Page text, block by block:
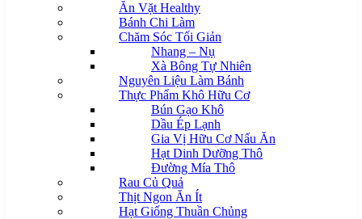
Ăn Vặt Healthy
Bánh Chi Làm
Chăm Sóc Tối Giản
Nhang – Nụ
Xà Bông Tự Nhiên
Nguyên Liệu Làm Bánh
Thực Phẩm Khô Hữu Cơ
Bún Gạo Khô
Dầu Ép Lạnh
Gia Vị Hữu Cơ Nấu Ăn
Hạt Dinh Dưỡng Thô
Đường Mía Thô
Rau Củ Quả
Thịt Ngon Ăn Ít
Hạt Giống Thuần Chủng